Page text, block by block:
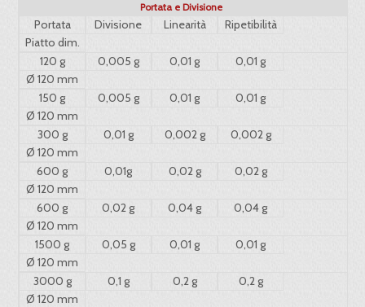
Portata e Divisione
Portata Divisione Linearità
Ripetibilità
Piatto dim.
120 g
0,005 g 0,01 g
0,01 g
Ø 120 mm
150 g
0,005 g 0,01 g
0,01 g
Ø 120 mm
300 g
0,01 g 0,002 g
0,002 g
Ø 120 mm
600 g
0,01g 0,02 g
0,02 g
Ø 120 mm
600 g
0,02 g 0,04 g
0,04 g
Ø 120 mm
1500 g
0,05 g 0,01 g
0,01 g
Ø 120 mm
3000 g
0,1 g 0,2 g
0,2 g
Ø 120 mm